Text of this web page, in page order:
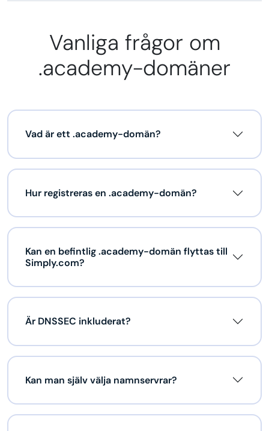
Vanliga frågor om
.academy-domäner
Vad är ett .academy-domän?
Hur registreras en .academy-domän?
Kan en befintlig .academy-domän flyttas till
Simply.com?
Är DNSSEC inkluderat?
Kan man själv välja namnservrar?